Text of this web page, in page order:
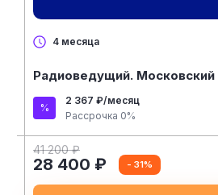
4 месяца
Радиоведущий.
2 367 ₽/месяц
Рассрочка 0%
41 200 ₽
28 400 ₽ - 31%